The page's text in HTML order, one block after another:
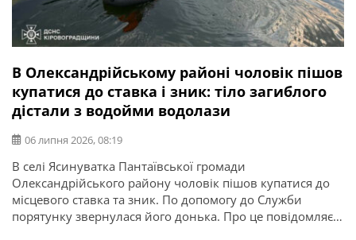
В Олександрійському районі чоловік пішов
купатися до ставка і зник: тіло загиблого
дістали з водойми водолази
06 липня 2026, 08:19
В селі Ясинуватка Пантаївської громади
Олександрійського району чоловік пішов купатися до
місцевого ставка та зник. По допомогу до Служби
порятунку звернулася його донька. Про це повідомляє